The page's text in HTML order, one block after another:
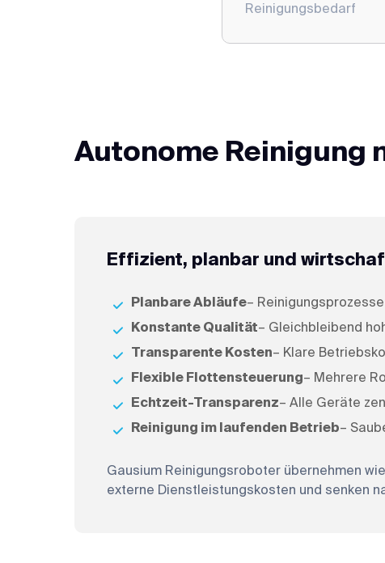
Reinigungsbedarf
Autonome Reinigung
Effizient, planbar und
Planbare Abläufe–
Konstante Qualität– Gleichbleibend
Transparente Kosten– Klare
Flexible Flottensteuerung– Mehrere
Echtzeit-Transparenz– Alle Geräte
Reinigung im laufenden Betrieb–
Gausium Reinigungsroboter übernehmen
externe Dienstleistungskosten und senken